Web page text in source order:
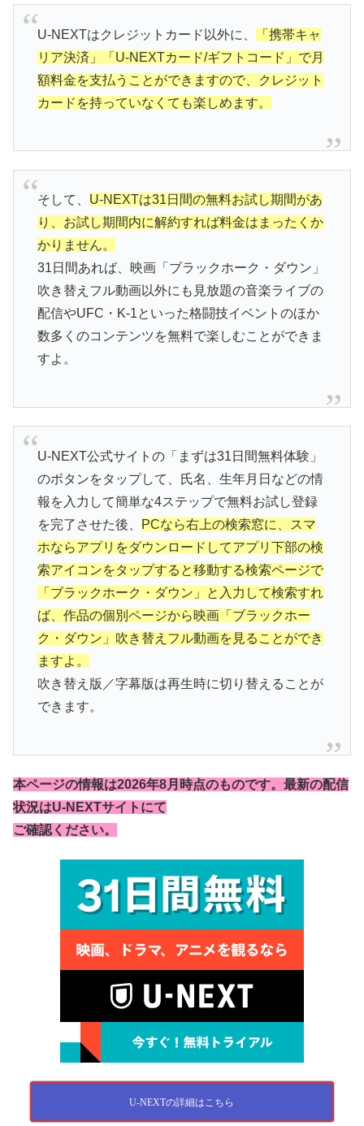
U-NEXTはクレジットカード以外に、
「携帯キャ
リア決済」「U-NEXTカード/ギフトコード」で月
額料金を支払うことができますので、クレジット
カードを持っていなくても楽しめます。
そして、 U-NEXTは31日間の無料お試し期間があ
り、お試し期間内に解約すれば料金はまったくか
かりません。
31日間あれば、映画「ブラックホーク・ダウン」
吹き替えフル動画以外にも見放題の音楽ライブの
配信やUFC・K-1といった格闘技イベントのほか
数多くのコンテンツを無料で楽しむことができま
すよ。
U-NEXT公式サイトの「まずは31日間無料体験」
のボタンをタップして、氏名、生年月日などの情
報を入力して簡単な4ステップで無料お試し登録
を完了させた後、
PCなら右上の検索窓に、スマ
ホならアプリをダウンロードしてアプリ下部の検
索アイコンをタップすると移動する検索ページで
「ブラックホーク・ダウン」と入力して検索すれ
ば、作品の個別ページから映画「ブラックホー
ク・ダウン」吹き替えフル動画を見ることができ
ますよ。
吹き替え版／字幕版は再生時に切り替えることが
できます。
本ページの情報は2026年8月時点のものです。最新の配信
状況はU-NEXTサイトにて
ご確認ください。
U-NEXTの詳細はこちら